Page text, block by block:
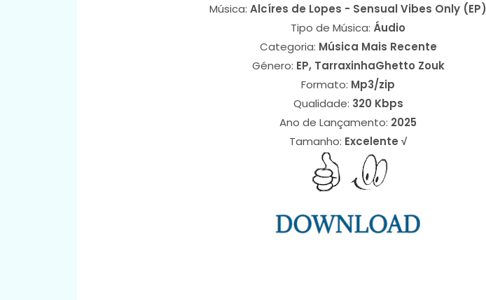
Música: Alcíres de Lopes - Sensual Vibes Only (EP)
Tipo de Música: Áudio
Categoria: Música Mais Recente
Género: EP, TarraxinhaGhetto Zouk
Formato: Mp3/zip
Qualidade: 320 Kbps
Ano de Lançamento: 2025
Tamanho: Excelente √